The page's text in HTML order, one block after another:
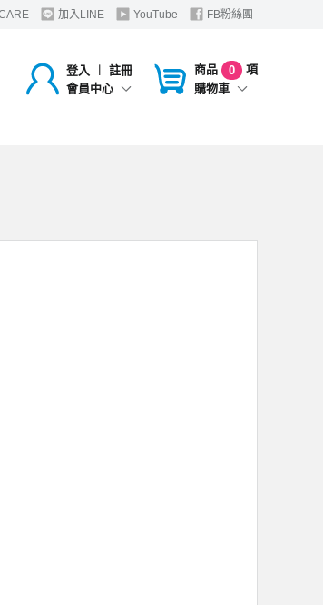
加入LINE YouTube FB粉絲團
登入 ︱
註冊
會員中心
商品 0
項
購物車